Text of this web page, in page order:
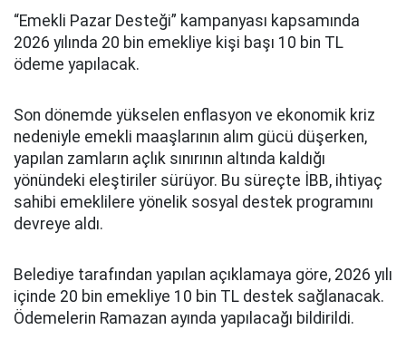
“Emekli Pazar Desteği” kampanyası kapsamında
2026 yılında 20 bin emekliye kişi başı 10 bin TL
ödeme yapılacak.
Son dönemde yükselen enflasyon ve ekonomik kriz
nedeniyle emekli maaşlarının alım gücü düşerken,
yapılan zamların açlık sınırının altında kaldığı
yönündeki eleştiriler sürüyor. Bu süreçte İBB, ihtiyaç
sahibi emeklilere yönelik sosyal destek programını
devreye aldı.
Belediye tarafından yapılan açıklamaya göre, 2026 yılı
içinde 20 bin emekliye 10 bin TL destek sağlanacak.
Ödemelerin Ramazan ayında yapılacağı bildirildi.